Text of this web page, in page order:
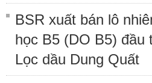
BSR xuất bán lô
học B5 (DO B5) đầu
Lọc dầu Dung Quất